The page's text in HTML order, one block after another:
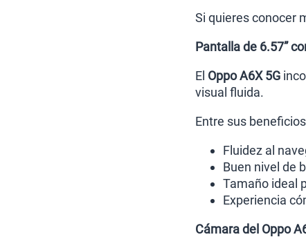
Si quieres conocer
Pantalla de 6.57”
El Oppo A6X 5G
visual fluida.
Entre sus
Fluidez al
Buen nivel de
Tamaño ideal
Experiencia
Cámara del Oppo